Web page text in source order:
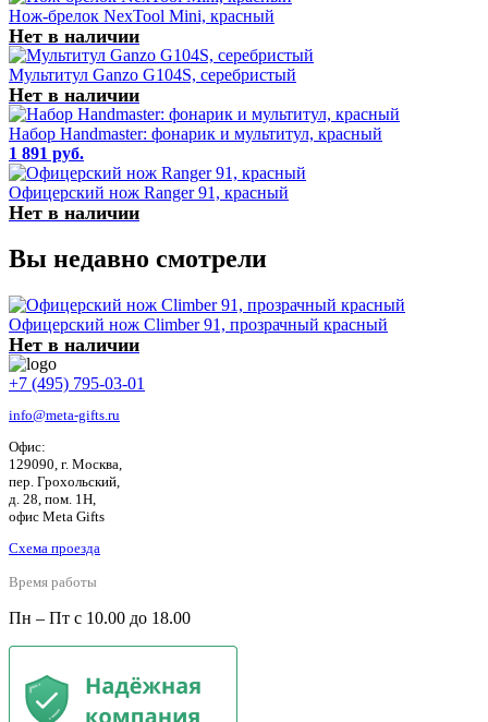
Нож-брелок NexTool Mini, красный
Нет в наличии
Мультитул Ganzo G104S, серебристый
Нет в наличии
Набор Handmaster: фонарик и мультитул, красный
1 891 руб.
Офицерский нож Ranger 91, красный
Нет в наличии
Вы недавно смотрели
Офицерский нож Climber 91, прозрачный красный
Нет в наличии
+7 (495) 795-03-01
info@meta-gifts.ru
Офис:
129090, г. Москва,
пер. Грохольский,
д. 28, пом. 1Н,
офис Meta Gifts
Схема проезда
Время работы
Пн – Пт с 10.00 до 18.00